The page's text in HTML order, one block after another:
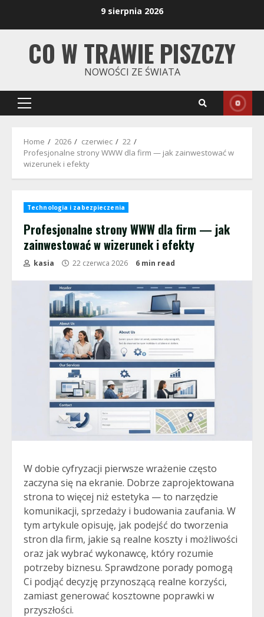
9 sierpnia 2026
CO W TRAWIE PISZCZY
NOWOŚCI ZE ŚWIATA
Primary
Home 2026 czerwiec
22
Profesjonalne strony WWW dla firm — jak zainwestować w
wizerunek i efekty
Technologia i zabezpieczenia
Profesjonalne strony WWW dla firm — jak
zainwestować w wizerunek i efekty
kasia 22 czerwca 2026 6 min read
W dobie cyfryzacji pierwsze wrażenie często
zaczyna się na ekranie. Dobrze zaprojektowana
strona to więcej niż estetyka — to narzędzie
komunikacji, sprzedaży i budowania zaufania. W
tym artykule opisuję, jak podejść do tworzenia
stron dla firm, jakie są realne koszty i możliwości
oraz jak wybrać wykonawcę, który rozumie
potrzeby biznesu. Sprawdzone porady pomogą
Ci podjąć decyzję przynoszącą realne korzyści,
zamiast generować kosztowne poprawki w
przyszłości.